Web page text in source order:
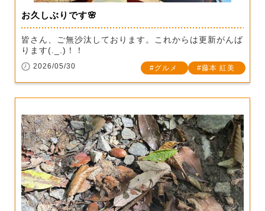
お久しぶりです🌸
皆さん、ご無沙汰しております。これからは更新がんば
ります(._.)！！
2026/05/30 グルメ 藤本 紅美